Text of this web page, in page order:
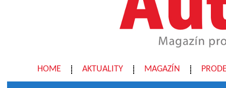
HOME AKTUALITY MAGAZÍN